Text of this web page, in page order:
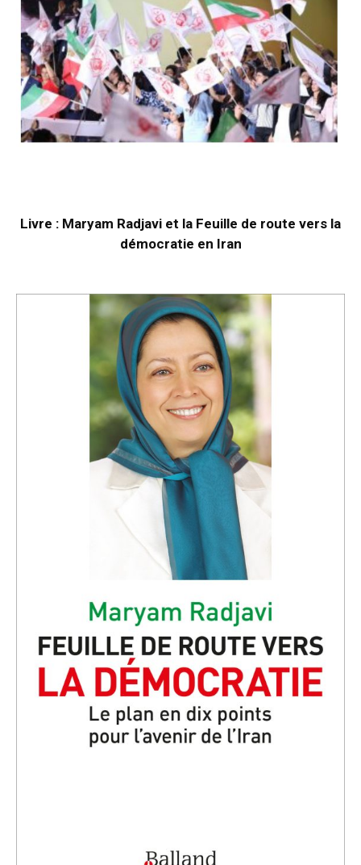
Livre : Maryam Radjavi et la Feuille de route vers la
démocratie en Iran